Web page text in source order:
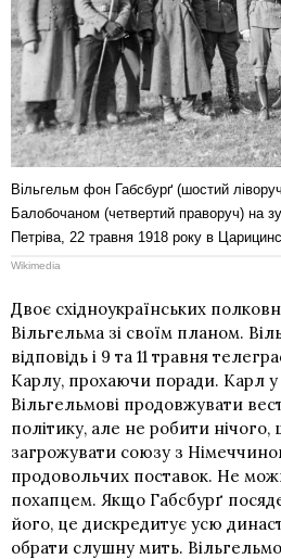
Вільгельм фон Габсбурґ (шостий
Балобочаном (четвертий праворуч) на
Петріва, 22 травня 1918 року в
Wikimedia
Двоє східноукраїнських
Вільгельма зі своїм планом.
відповідь і 9 та 11 травня
Карлу, прохаючи поради. Карл у
Вільгельмові продовжувати
політику, але не робити
загрожувати союзу з
продовольчих поставок. Не
похапцем. Якщо Габсбурґ
його, це дискредитує усю
обрати слушну мить.